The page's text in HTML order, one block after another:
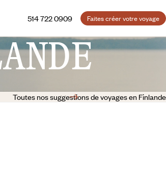
514 722 0909 Faites créer votre voyage
Toutes nos suggestions de voyages en Finlande